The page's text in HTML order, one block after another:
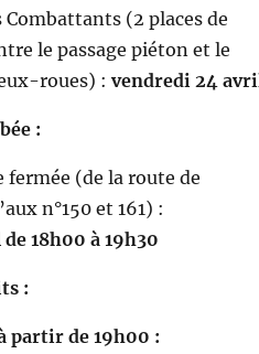
Combattants (2 places de
le passage piéton et le
roues) : vendredi 24
:
fermée (de la route de
n°150 et 161) :
18h00 à 19h30
:
partir de 19h00 :